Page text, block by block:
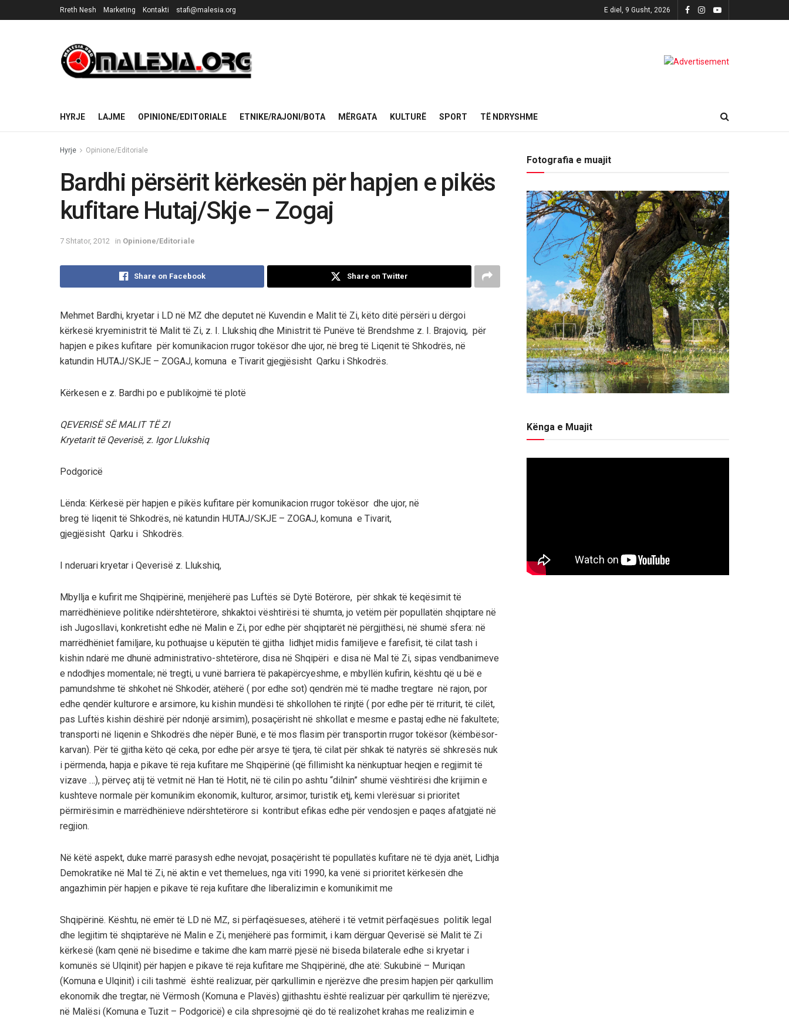
Rreth Nesh Marketing Kontakti stafi@malesia.org E diel, 9 Gusht, 2026
HYRJE LAJME OPINIONE/EDITORIALE ETNIKE/RAJONI/BOTA MËRGATA KULTURË SPORT TË NDRYSHME
Hyrje Opinione/Editoriale
Bardhi përsërit kërkesën për hapjen e pikës
kufitare Hutaj/Skje – Zogaj
7 Shtator, 2012 in Opinione/Editoriale
Share on Facebook Share on Twitter
Mehmet Bardhi, kryetar i LD në MZ dhe deputet në Kuvendin e Malit të Zi, këto ditë përsëri u dërgoi
kërkesë kryeministrit të Malit të Zi, z. I. Llukshiq dhe Ministrit të Punëve të Brendshme z. I. Brajoviq, për
hapjen e pikes kufitare për komunikacion rrugor tokësor dhe ujor, në breg të Liqenit të Shkodrës, në
katundin HUTAJ/SKJE – ZOGAJ, komuna e Tivarit gjegjësisht Qarku i Shkodrës.
Kërkesen e z. Bardhi po e publikojmë të plotë
QEVERISË SË MALIT TË ZI
Kryetarit të Qeverisë, z. Igor Llukshiq
Podgoricë
Lënda: Kërkesë për hapjen e pikës kufitare për komunikacion rrugor tokësor dhe ujor, në
breg të liqenit të Shkodrës, në katundin HUTAJ/SKJE – ZOGAJ, komuna e Tivarit,
gjegjësisht Qarku i Shkodrës.
I nderuari kryetar i Qeverisë z. Llukshiq,
Mbyllja e kufirit me Shqipërinë, menjëherë pas Luftës së Dytë Botërore, për shkak të keqësimit të
marrëdhënieve politike ndërshtetërore, shkaktoi vështirësi të shumta, jo vetëm për popullatën shqiptare në
ish Jugosllavi, konkretisht edhe në Malin e Zi, por edhe për shqiptarët në përgjithësi, në shumë sfera: në
marrëdhëniet familjare, ku pothuajse u këputën të gjitha lidhjet midis familjeve e farefisit, të cilat tash i
kishin ndarë me dhunë administrativo-shtetërore, disa në Shqipëri e disa në Mal të Zi, sipas vendbanimeve
e ndodhjes momentale; në tregti, u vunë barriera të pakapërcyeshme, e mbyllën kufirin, kështu që u bë e
pamundshme të shkohet në Shkodër, atëherë ( por edhe sot) qendrën më të madhe tregtare në rajon, por
edhe qendër kulturore e arsimore, ku kishin mundësi të shkollohen të rinjtë ( por edhe për të rriturit, të cilët,
pas Luftës kishin dëshirë për ndonjë arsimim), posaçërisht në shkollat e mesme e pastaj edhe në fakultete;
transporti në liqenin e Shkodrës dhe nëpër Bunë, e të mos flasim për transportin rrugor tokësor (këmbësor-
karvan). Për të gjitha këto që ceka, por edhe për arsye të tjera, të cilat për shkak të natyrës së shkresës nuk
i përmenda, hapja e pikave të reja kufitare me Shqipërinë (që fillimisht ka nënkuptuar heqjen e regjimit të
vizave …), përveç atij të vetmit në Han të Hotit, në të cilin po ashtu “dilnin” shumë vështirësi dhe krijimin e
kushteve normale për komunikim ekonomik, kulturor, arsimor, turistik etj, kemi vlerësuar si prioritet
përmirësimin e marrëdhënieve ndërshtetërore si kontribut efikas edhe për vendosjen e paqes afatgjatë në
regjion.
Në këtë aspekt, duke marrë parasysh edhe nevojat, posaçërisht të popullatës kufitare në të dyja anët, Lidhja
Demokratike në Mal të Zi, në aktin e vet themelues, nga viti 1990, ka venë si prioritet kërkesën dhe
angazhimin për hapjen e pikave të reja kufitare dhe liberalizimin e komunikimit me
Shqipërinë. Kështu, në emër të LD në MZ, si përfaqësueses, atëherë i të vetmit përfaqësues politik legal
dhe legjitim të shqiptarëve në Malin e Zi, menjëherë pas formimit, i kam dërguar Qeverisë së Malit të Zi
kërkesë (kam qenë në bisedime e takime dhe kam marrë pjesë në biseda bilaterale edhe si kryetar i
komunës së Ulqinit) për hapjen e pikave të reja kufitare me Shqipërinë, dhe atë: Sukubinë – Muriqan
(Komuna e Ulqinit) i cili tashmë është realizuar, për qarkullimin e njerëzve dhe presim hapjen për qarkullim
ekonomik dhe tregtar, në Vërmosh (Komuna e Plavës) gjithashtu është realizuar për qarkullim të njerëzve;
në Malësi (Komuna e Tuzit – Podgoricë) e cila shpresojmë që do të realizohet krahas me realizimin e
Fotografia e muajit
Kënga e Muajit